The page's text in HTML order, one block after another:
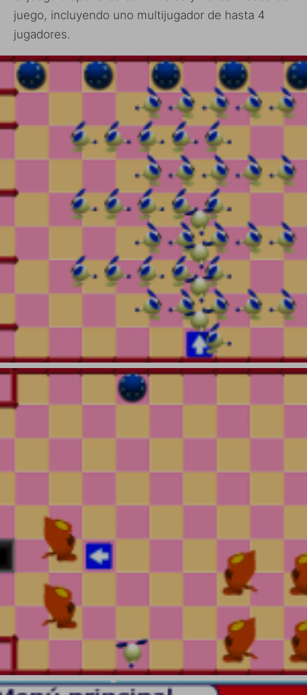
juego, incluyendo uno multijugador de hasta 4
jugadores.